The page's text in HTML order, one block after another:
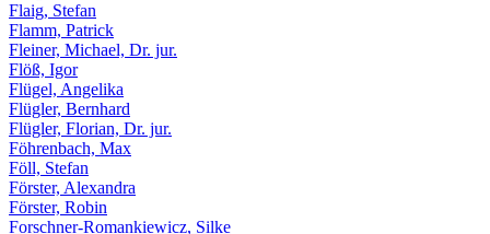
Flaig, Stefan
Flamm, Patrick
Fleiner, Michael, Dr. jur.
Flöß, Igor
Flügel, Angelika
Flügler, Bernhard
Flügler, Florian, Dr. jur.
Föhrenbach, Max
Föll, Stefan
Förster, Alexandra
Förster, Robin
Forschner-Romankiewicz, Silke